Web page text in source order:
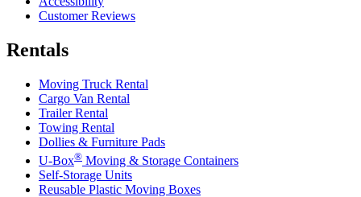
Customer Reviews
Rentals
Moving Truck Rental
Cargo Van Rental
Trailer Rental
Towing Rental
Dollies & Furniture Pads
U-Box® Moving & Storage Containers
Self-Storage Units
Reusable Plastic Moving Boxes